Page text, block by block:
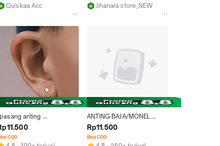
Quiskaa Acc
Jihanara store_NEW
anting
stainless
pria dan wanita
Earrings Silver
COD
ANTING BAJA/MONEL
DEWASA MODEL JURAI
TIDAK LUNTUR DAN TIDAK
GATAL
Rp11.500
Bisa COD